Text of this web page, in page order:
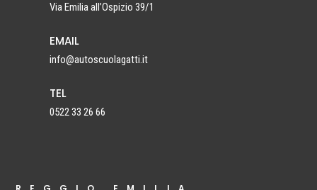
Via Emilia all’Ospizio 39/1
EMAIL
info@autoscuolagatti.it
TEL
0522 33 26 66